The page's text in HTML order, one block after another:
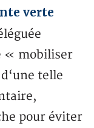
verte
« mobiliser
telle
pour éviter